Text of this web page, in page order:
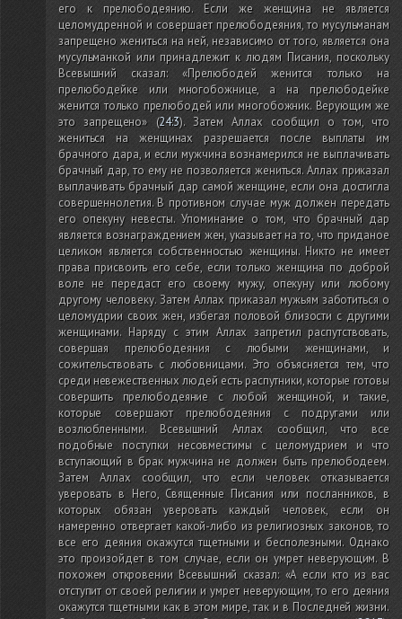
его к прелюбодеянию. Если же женщина не является
целомудренной и совершает прелюбодеяния, то мусульманам
запрещено жениться на ней, независимо от того, является она
мусульманкой или принадлежит к людям Писания, поскольку
Всевышний сказал: «Прелюбодей женится только на
прелюбодейке или многобожнице, а на прелюбодейке
женится только прелюбодей или многобожник. Верующим же
это запрещено»(24:3). Затем Аллах сообщил о том, что
жениться на женщинах разрешается после выплаты им
брачного дара, и если мужчина вознамерился не выплачивать
брачный дар, то ему не позволяется жениться. Аллах приказал
выплачивать брачный дар самой женщине, если она достигла
совершеннолетия. В противном случае муж должен передать
его опекуну невесты. Упоминание о том, что брачный дар
является вознаграждением жен, указывает на то, что приданое
целиком является собственностью женщины. Никто не имеет
права присвоить его себе, если только женщина по доброй
воле не передаст его своему мужу, опекуну или любому
другому человеку. Затем Аллах приказал мужьям заботиться о
целомудрии своих жен, избегая половой близости с другими
женщинами. Наряду с этим Аллах запретил распутствовать,
совершая прелюбодеяния с любыми женщинами, и
сожительствовать с любовницами. Это объясняется тем, что
среди невежественных людей есть распутники, которые готовы
совершить прелюбодеяние с любой женщиной, и такие,
которые совершают прелюбодеяния с подругами или
возлюбленными. Всевышний Аллах сообщил, что все
подобные поступки несовместимы с целомудрием и что
вступающий в брак мужчина не должен быть прелюбодеем.
Затем Аллах сообщил, что если человек отказывается
уверовать в Него, Священные Писания или посланников, в
которых обязан уверовать каждый человек, если он
намеренно отвергает какой-либо из религиозных законов, то
все его деяния окажутся тщетными и бесполезными. Однако
это произойдет в том случае, если он умрет неверующим. В
похожем откровении Всевышний сказал: «А если кто из вас
отступит от своей религии и умрет неверующим, то его деяния
окажутся тщетными как в этом мире, так и в Последней жизни.